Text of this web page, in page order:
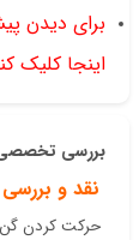
برای دیدن
اینجا کلیک
بررسی
نقد و بررسی
حرکت کردن گن